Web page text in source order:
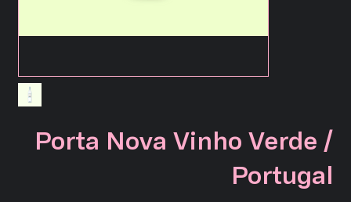
Porta Nova Vinho Verde /
Portugal